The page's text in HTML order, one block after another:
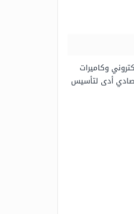
وكاميرات
أدى لتأسيس